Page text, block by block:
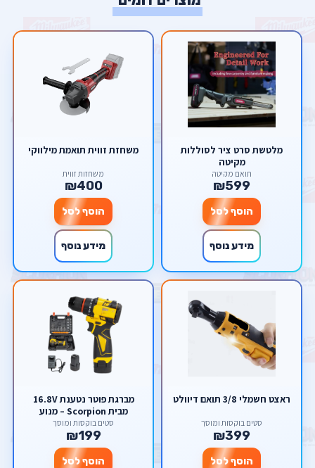
מלטשת סרט ציר לסוללות
מקיטה
תואם מקיטה
₪599
הוסף לסל
מידע נוסף
משחזת זווית תואמת מילווקי
משחזות זווית
₪400
הוסף לסל
מידע נוסף
ראצט חשמלי 3/8 תואם דיוולט
סטים בוקסות ומוסך
₪399
הוסף לסל
מברגת פוטר נטענת 16.8V
מבית Scorpion – מנוע
Brushless חזק, ערכת
אביזרים קשיחה ועיצוב
קומפקטי
סטים בוקסות ומוסך
₪199
הוסף לסל